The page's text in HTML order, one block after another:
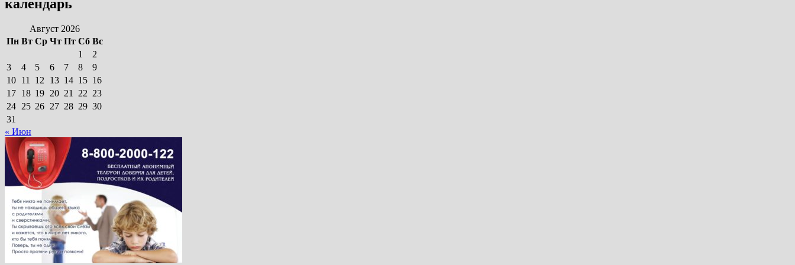
календарь
Август 2026
Пн Вт Ср Чт Пт Сб Вс
1
2
3
4 5 6 7 8
9
10 11 12 13 14 15 16
17 18 19 20 21 22 23
24 25 26 27 28 29 30
31
« Июн